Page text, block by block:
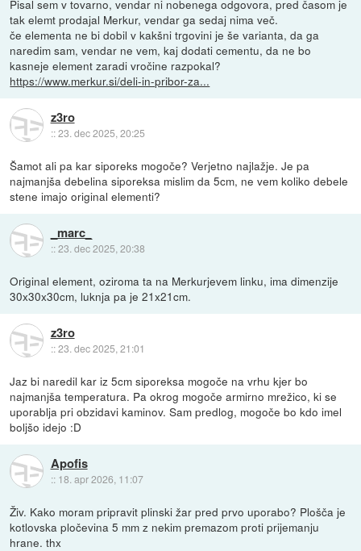
Pisal sem v tovarno, vendar ni nobenega odgovora, pred časom je
tak elemt prodajal Merkur, vendar ga sedaj nima več.
če elementa ne bi dobil v kakšni trgovini je še varianta, da ga
naredim sam, vendar ne vem, kaj dodati cementu, da ne bo
kasneje element zaradi vročine razpokal?
https://www.merkur.si/deli-in-pribor-za...
z3ro
::23. dec 2025, 20:25
Šamot ali pa kar siporeks mogoče? Verjetno najlažje. Je pa
najmanjša debelina siporeksa mislim da 5cm, ne vem koliko debele
stene imajo original elementi?
_marc_
::23. dec 2025, 20:38
Original element, oziroma ta na Merkurjevem linku, ima dimenzije
30x30x30cm, luknja pa je 21x21cm.
z3ro
::23. dec 2025, 21:01
Jaz bi naredil kar iz 5cm siporeksa mogoče na vrhu kjer bo
najmanjša temperatura. Pa okrog mogoče armirno mrežico, ki se
uporablja pri obzidavi kaminov. Sam predlog, mogoče bo kdo imel
boljšo idejo :D
Apofis
:: 18. apr 2026, 11:07
Živ. Kako moram pripravit plinski žar pred prvo uporabo? Plošča je
kotlovska pločevina 5 mm z nekim premazom proti prijemanju
hrane. thx